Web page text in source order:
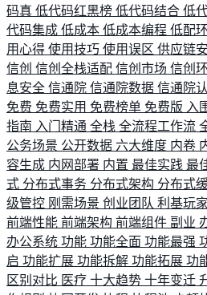
码真 低代码红黑榜 低代码结合 低
代码集成 低成本 低成本编程 低配
用心得 使用技巧 使用误区 供应链
信创 信创全栈适配 信创市场 信创
息安全 信通院 信通院数据 信通院
免费 免费实用 免费榜单 免费版 入
指南 入门精通 全栈 全流程工作流
公务场景 公开数据 六大维度 内卷
容生成 内网部署 内置 最佳实践 最
式 分布式事务 分布式架构 分布式
级管控 刚需场景 创业团队 利基玩家
前端性能 前端架构 前端组件 副业
办公系统 功能 功能全面 功能最强
启 功能扩展 功能拆解 功能拓展 功
区别对比 医疗 十大趋势 十年变迁